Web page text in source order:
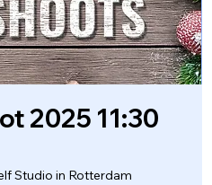
2025 11:30
Studio in Rotterdam